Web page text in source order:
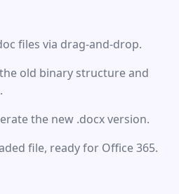
files via drag-and-drop.
old binary structure and
the new .docx version.
file, ready for Office 365.